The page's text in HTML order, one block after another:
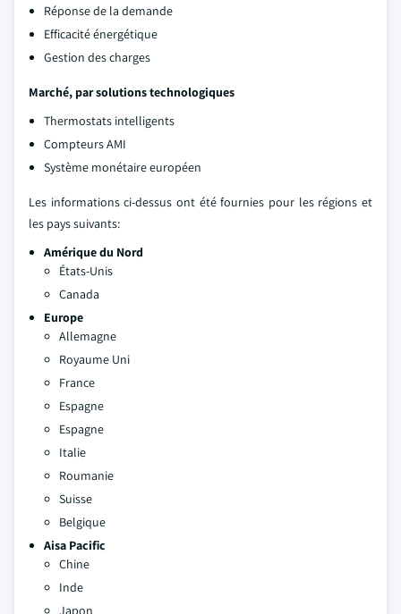
Réponse de la demande
Efficacité énergétique
Gestion des charges
Marché, par solutions technologiques
Thermostats intelligents
Compteurs AMI
Système monétaire européen
Les informations ci-dessus ont été fournies pour les régions et
les pays suivants:
Amérique du Nord
États-Unis
Canada
Europe
Allemagne
Royaume Uni
France
Espagne
Espagne
Italie
Roumanie
Suisse
Belgique
Aisa Pacific
Chine
Inde
Japon